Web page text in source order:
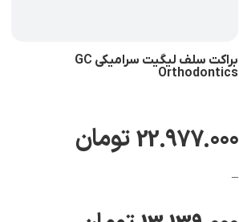
براکت سلف لیگیت سرامیکی GC
Orthodontics
22.977.000تومان
–